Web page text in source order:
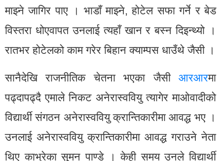
माझ्ने जागिर पाए । भाडाँ माझ्ने, होटेल सफा गर्ने र बेड
विस्तरा धोएवापत उनलाई त्यहाँ खान र बस्न दिइन्थ्यो ।
रातभर होटेलको काम गरेर बिहान क्याम्पस धाउँथे जैसी ।
सानैदेखि राजनीतिक चेतना भएका जैसीआरआरमा
पढ्दापढ्दै एमाले निकट अनेरास्ववियु त्यागेर माओवादीको
विद्यार्थी संगठन अनेरास्ववियु क्रान्तिकारीमा आवद्ध भए ।
उनलाई अनेरास्ववियु क्रान्तिकारीमा आवद्ध गराउने नेता
थिए काभ्रेका सुमन पाण्डे । केही समय उनले विद्यार्थी